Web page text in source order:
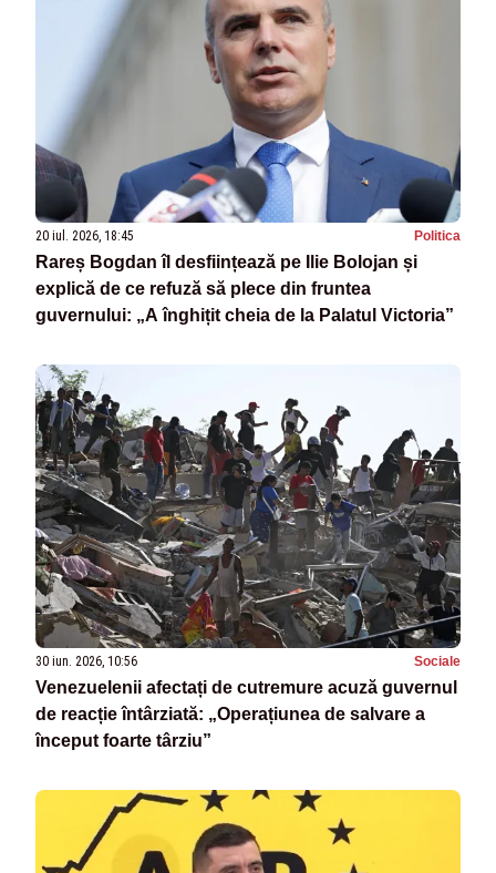
20 iul. 2026, 18:45 Politica
Rareș Bogdan îl desființează pe Ilie Bolojan și
explică de ce refuză să plece din fruntea
guvernului: „A înghițit cheia de la Palatul Victoria”
30 iun. 2026, 10:56 Sociale
Venezuelenii afectați de cutremure acuză guvernul
de reacție întârziată: „Operațiunea de salvare a
început foarte târziu”